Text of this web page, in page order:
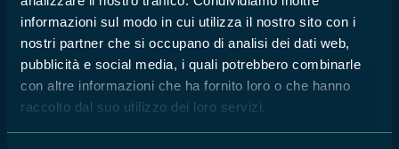
informazioni sul modo in cui utilizza il nostro sito con i
nostri partner che si occupano di analisi dei dati web,
pubblicità e social media, i quali potrebbero combinarle
con altre informazioni che ha fornito loro o che hanno
raccolto dal suo utilizzo dei loro servizi.
13
SET
2020
MONUMENTO NATURALE LA FRASCA